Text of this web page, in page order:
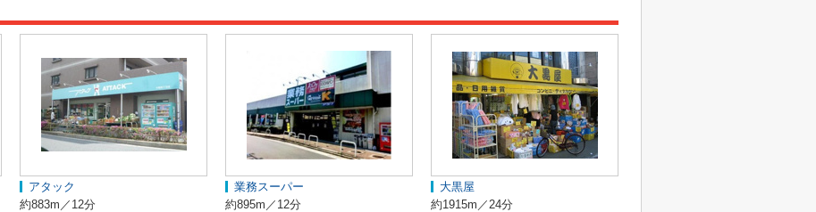
アタック
約883m／12分
業務スーパー
約895m／12分
大黒屋
約1915m／24分